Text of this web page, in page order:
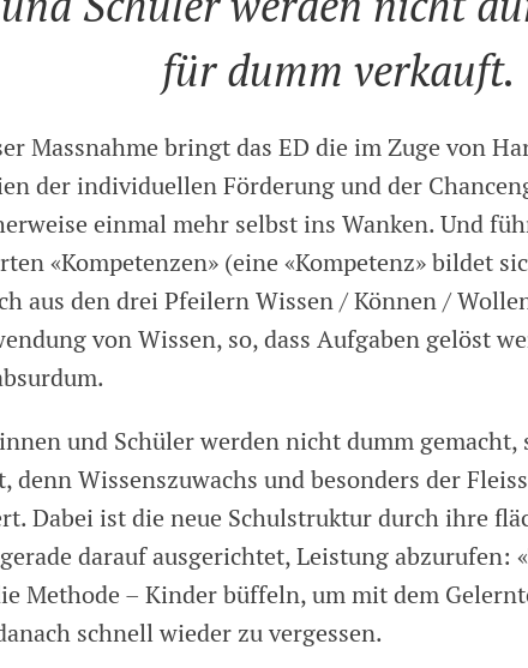
für dumm verkauft.
Massnahme bringt das ED die im Zuge von
der individuellen Förderung und der
einmal mehr selbst ins Wanken. Und
«Kompetenzen» (eine «Kompetenz» bildet
aus den drei Pfeilern Wissen / Können /
von Wissen, so, dass Aufgaben gelöst
und Schüler werden nicht dumm
denn Wissenszuwachs und besonders der
Dabei ist die neue Schulstruktur durch ihre
darauf ausgerichtet, Leistung abzurufen:
Methode – Kinder büffeln, um mit dem
schnell wieder zu vergessen.